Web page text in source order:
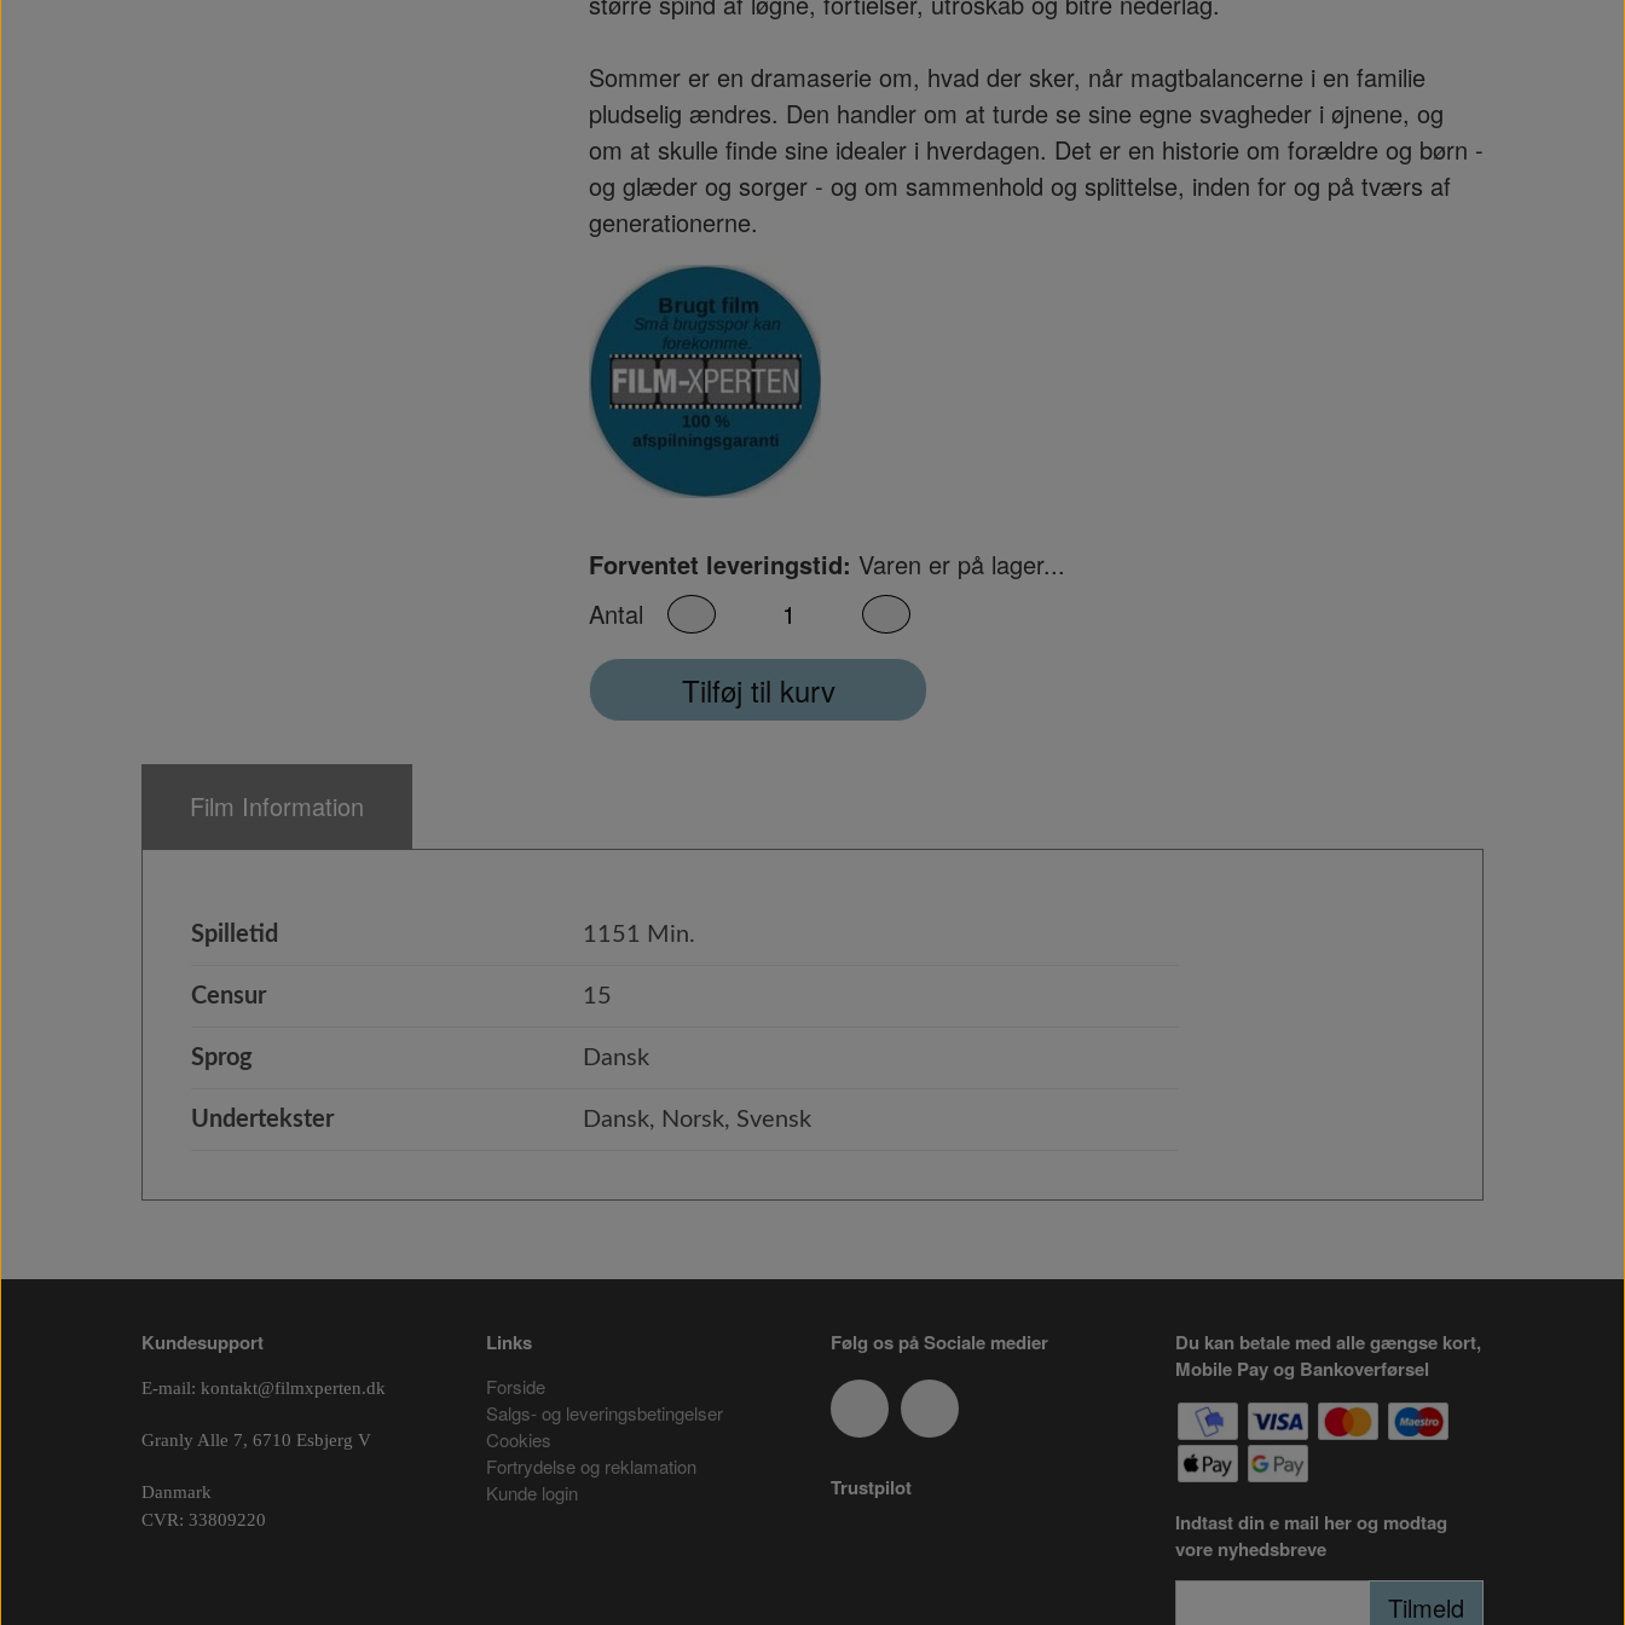
Sommer er en dramaserie om, hvad der sker, når magtbalancerne i en familie
pludselig ændres. Den handler om at turde se sine egne svagheder i øjnene, og
om at skulle finde sine idealer i hverdagen. Det er en historie om forældre og børn -
og glæder og sorger - og om sammenhold og splittelse, inden for og på tværs af
generationerne.
Forventet leveringstid: Varen er på lager...
Antal
Tilføj til kurv
Film Information
Spilletid 1151 Min.
Censur 15
Sprog Dansk
Undertekster Dansk, Norsk, Svensk
Kundesupport
E-mail: kontakt@filmxperten.dk
Granly Alle 7, 6710 Esbjerg V
Danmark
CVR: 33809220
Links
Forside
Salgs- og leveringsbetingelser
Cookies
Fortrydelse og reklamation
Kunde login
Følg os på Sociale medier
Trustpilot
Du kan betale med alle gængse kort,
Mobile Pay og Bankoverførsel
Indtast din e mail her og modtag
vore nyhedsbreve
Tilmeld